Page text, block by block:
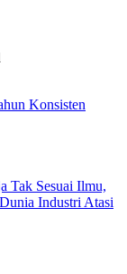
Konsisten
Tak Sesuai Ilmu,
Industri Atasi